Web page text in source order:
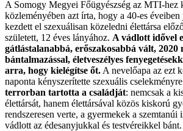
A Somogy Megyei Főügyészség az MTI-hez
közleményében azt írta, hogy a 40-es
kezdett el szexuálisan közeledni élettársa
született, 12 éves lányához. A vádlott idővel
gátlástalanabbá, erőszakosabbá vált, 2020
bántalmazással, életveszélyes
arra, hogy kielégítse őt. A nevelőapa az ezt
naponta kényszerítette szexuális
terrorban tartotta a családját: nemcsak a
élettársát, hanem élettársával közös kiskorú
rendszeresen verte, a gyermekek a szemtanúi
vádlott az édesanyjukkal és testvéreikkel bánt.